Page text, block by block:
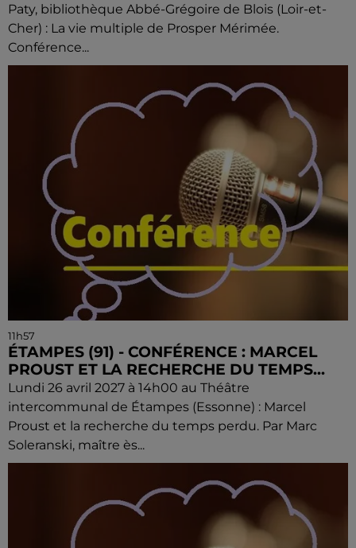
Paty, bibliothèque Abbé-Grégoire de Blois (Loir-et-
Cher) : La vie multiple de Prosper Mérimée.
Conférence...
11h57
ÉTAMPES (91) - CONFÉRENCE : MARCEL
PROUST ET LA RECHERCHE DU TEMPS...
Lundi 26 avril 2027 à 14h00 au Théâtre
intercommunal de Étampes (Essonne) : Marcel
Proust et la recherche du temps perdu. Par Marc
Soleranski, maître ès...